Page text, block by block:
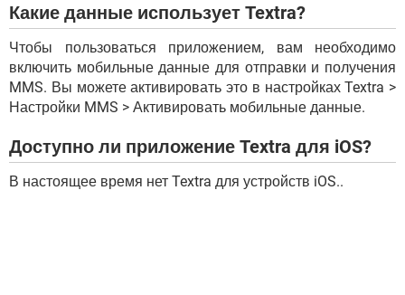
Какие данные использует Textra?
Чтобы пользоваться приложением, вам необходимо
включить мобильные данные для отправки и получения
MMS. Вы можете активировать это в настройках Textra >
Настройки MMS > Активировать мобильные данные.
Доступно ли приложение Textra для iOS?
В настоящее время нет Textra для устройств iOS..